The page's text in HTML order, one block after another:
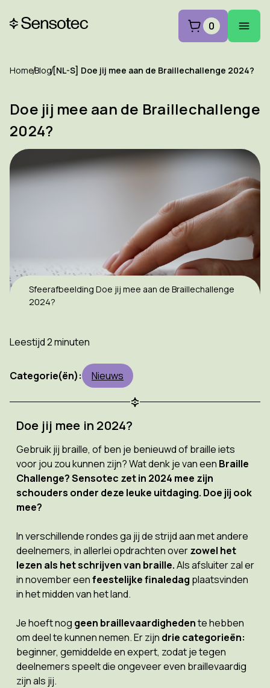
0
HomeBlog[NL-S] Doe jij mee aan de Braillechallenge 2024?
Doe jij mee aan de Braillechallenge
2024?
Sfeerafbeelding Doe jij mee aan de Braillechallenge
2024?
Leestijd 2 minuten
Categorie(ën): Nieuws
Doe jij mee in 2024?
Gebruik jij braille, of ben je benieuwd of braille iets
voor jou zou kunnen zijn? Wat denk je van een Braille
Challenge? Sensotec zet in 2024 mee zijn
schouders onder deze leuke uitdaging. Doe jij ook
mee?
In verschillende rondes ga jij de strijd aan met andere
deelnemers, in allerlei opdrachten overzowel het
lezen als het schrijven van braille.Als afsluiter zal er
in november eenfeestelijke finaledag plaatsvinden
in het midden van het land.
Je hoeft nog geen braillevaardighedente hebben
om deel te kunnen nemen. Er zijn drie categorieën:
beginner, gemiddelde en expert, zodat je tegen
deelnemers speelt die ongeveer even braillevaardig
zijn als jij.